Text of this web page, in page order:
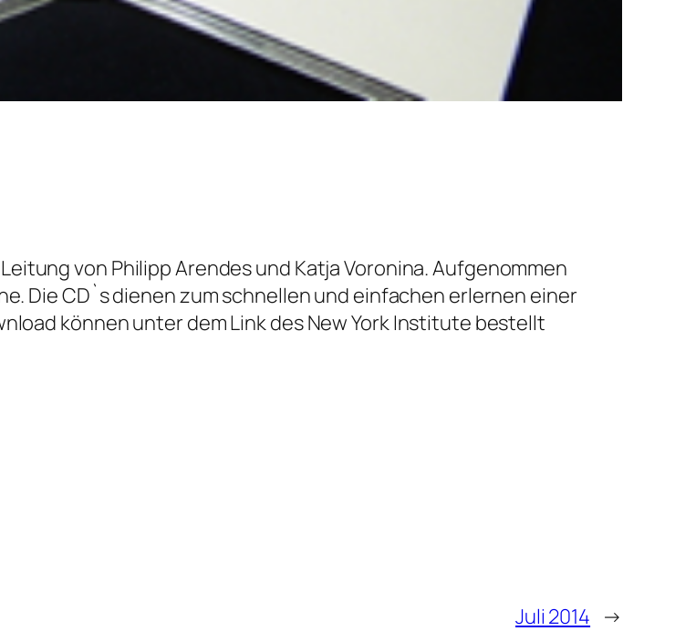
von Philipp Arendes und Katja Voronina. Aufgenommen
Die CD`s dienen zum schnellen und einfachen erlernen einer
können unter dem Link des New York Institute bestellt
Juli 2014 →